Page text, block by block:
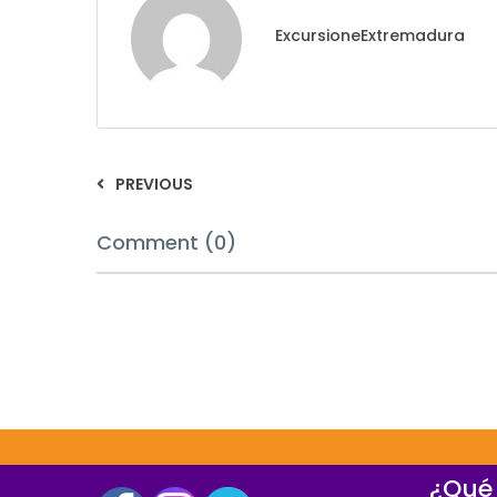
ExcursioneExtremadura
PREVIOUS
Comment (0)